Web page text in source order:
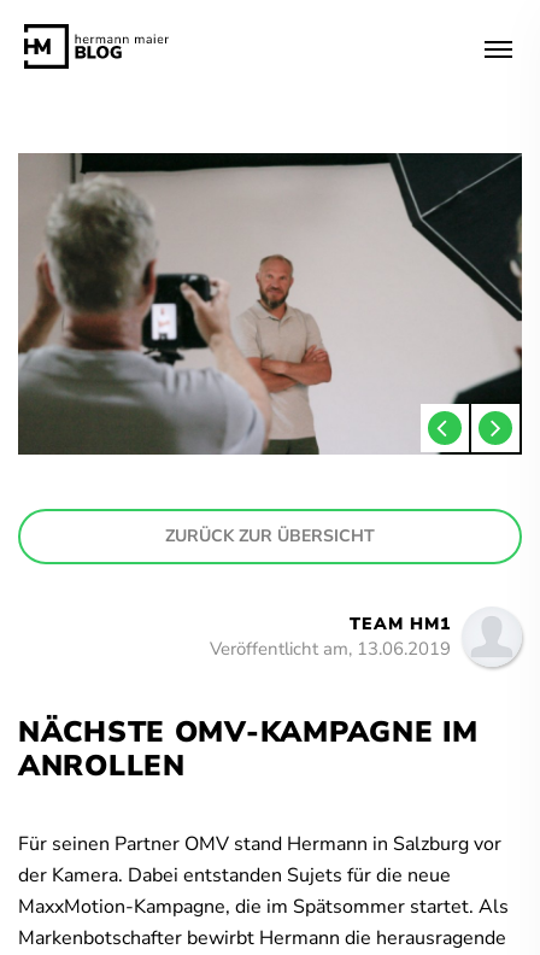
ZURÜCK ZUR ÜBERSICHT
TEAM HM1
Veröffentlicht am, 13.06.2019
NÄCHSTE OMV-KAMPAGNE IM
ANROLLEN
Für seinen Partner OMV stand Hermann in Salzburg vor
der Kamera. Dabei entstanden Sujets für die neue
MaxxMotion-Kampagne, die im Spätsommer startet. Als
Markenbotschafter bewirbt Hermann die herausragende